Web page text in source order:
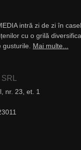
intră zi de zi în
cu o grilă
Mai multe...
nr. 23, et. 1